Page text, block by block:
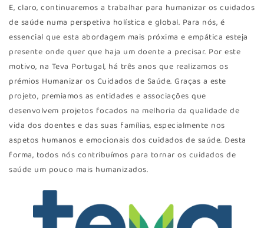
E, claro, continuaremos a trabalhar para humanizar os cuidados
de saúde numa perspetiva holística e global. Para nós, é
essencial que esta abordagem mais próxima e empática esteja
presente onde quer que haja um doente a precisar. Por este
motivo, na Teva Portugal, há três anos que realizamos os
prémios Humanizar os Cuidados de Saúde. Graças a este
projeto, premiamos as entidades e associações que
desenvolvem projetos focados na melhoria da qualidade de
vida dos doentes e das suas famílias, especialmente nos
aspetos humanos e emocionais dos cuidados de saúde. Desta
forma, todos nós contribuímos para tornar os cuidados de
saúde um pouco mais humanizados.